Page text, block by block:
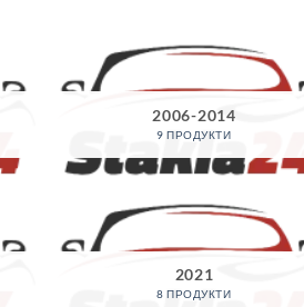
2006-2014
9 ПРОДУКТИ
2021
8 ПРОДУКТИ